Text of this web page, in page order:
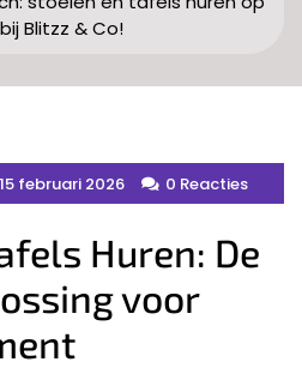
Blitzz & Co!
15 februari 2026 0 Reacties
Huren: De
voor